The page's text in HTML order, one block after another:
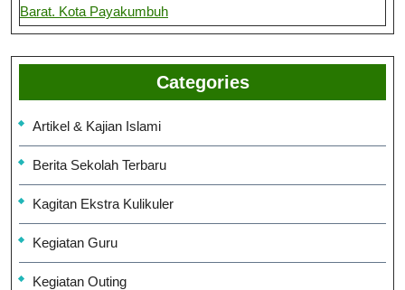
Barat. Kota Payakumbuh
Categories
Artikel & Kajian Islami
Berita Sekolah Terbaru
Kagitan Ekstra Kulikuler
Kegiatan Guru
Kegiatan Outing